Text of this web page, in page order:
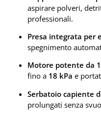
aspirare polveri,
professionali.
Presa integrata per
spegnimento
Motore potente da
fino a 18 kPa e
Serbatoio capiente
prolungati senza